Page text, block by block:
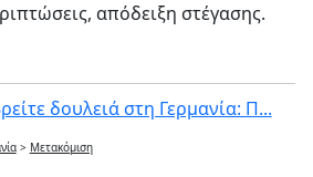
απόδειξη στέγασης.
δουλειά στη Γερμανία: Π...
> Μετακόμιση